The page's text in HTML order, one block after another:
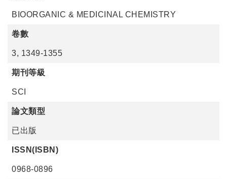
BIOORGANIC & MEDICINAL CHEMISTRY
卷數
3, 1349-1355
期刊等級
SCI
論文類型
已出版
ISSN(ISBN)
0968-0896